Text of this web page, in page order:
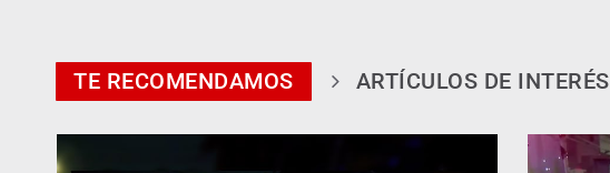
TE RECOMENDAMOS ARTÍCULOS DE INTERÉS